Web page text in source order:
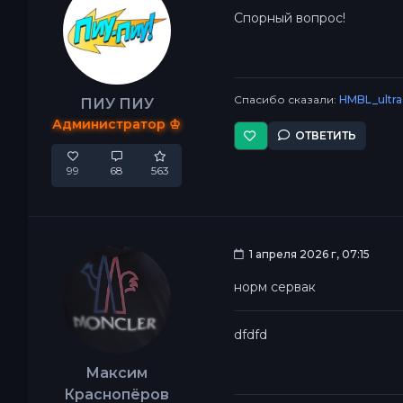
ПИУ ПИУ
Администратор ♔
99 68 563
Спорный вопрос!
Спасибо сказали:
ОТВЕТИТЬ
Максим
Краснопёров
1 апреля 2026 г, 07:15
норм сервак
dfdfd